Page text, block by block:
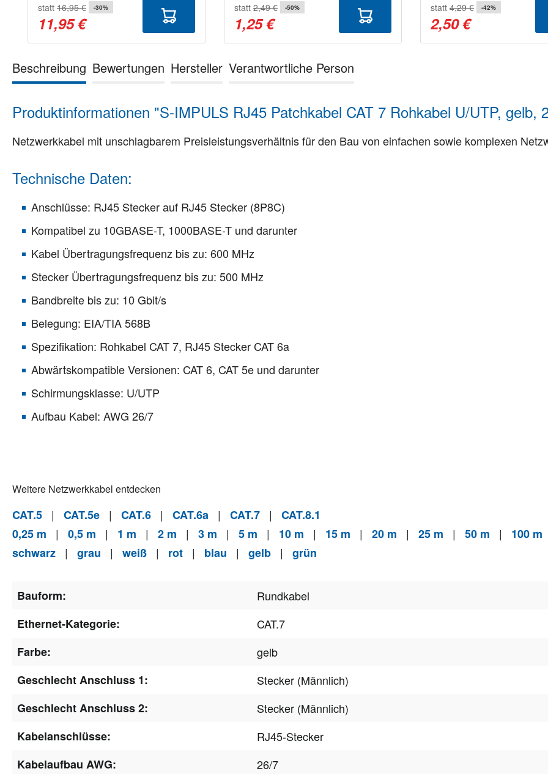
statt 16,95 € -30%
11,95 €
statt 2,49 € -50%
1,25 €
statt 4,29 € -42%
2,50 €
Beschreibung Bewertungen Hersteller Verantwortliche Person
Produktinformationen "S-IMPULS RJ45 Patchkabel CAT 7 Rohkabel U/UTP, gelb,
Netzwerkkabel mit unschlagbarem Preisleistungsverhältnis für den Bau von einfachen sowie komplexen
Technische Daten:
Anschlüsse: RJ45 Stecker auf RJ45 Stecker (8P8C)
Kompatibel zu 10GBASE-T, 1000BASE-T und darunter
Kabel Übertragungsfrequenz bis zu: 600 MHz
Stecker Übertragungsfrequenz bis zu: 500 MHz
Bandbreite bis zu: 10 Gbit/s
Belegung: EIA/TIA 568B
Spezifikation: Rohkabel CAT 7, RJ45 Stecker CAT 6a
Abwärtskompatible Versionen: CAT 6, CAT 5e und darunter
Schirmungsklasse: U/UTP
Aufbau Kabel: AWG 26/7
Weitere Netzwerkkabel entdecken
CAT.5 | CAT.5e | CAT.6 | CAT.6a | CAT.7 | CAT.8.1
0,25 m | 0,5 m | 1 m | 2 m | 3 m | 5 m | 10 m | 15 m | 20 m | 25 m | 50 m | 100 m
schwarz | grau | weiß | rot | blau | gelb | grün
Bauform:
Rundkabel
Ethernet-Kategorie:
CAT.7
Farbe:
gelb
Geschlecht Anschluss 1:
Stecker (Männlich)
Geschlecht Anschluss 2:
Stecker (Männlich)
Kabelanschlüsse:
RJ45-Stecker
Kabelaufbau AWG:
26/7